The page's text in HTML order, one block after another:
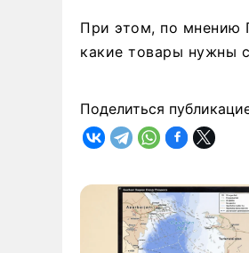
При этом, по мнению
какие товары нужны
Поделиться